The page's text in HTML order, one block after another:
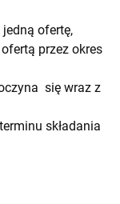
ofertę,
przez okres
się wraz z
składania